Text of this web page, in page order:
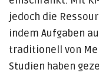
jedoch die
indem Aufgaben
traditionell von
Studien haben